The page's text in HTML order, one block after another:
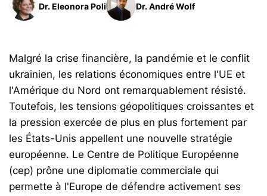
Dr. Eleonora Poli Dr. André Wolf
Malgré la crise financière, la pandémie et le conflit
ukrainien, les relations économiques entre l'UE et
l'Amérique du Nord ont remarquablement résisté.
Toutefois, les tensions géopolitiques croissantes et
la pression exercée de plus en plus fortement par
les États-Unis appellent une nouvelle stratégie
européenne. Le Centre de Politique Européenne
(cep) prône une diplomatie commerciale qui
permette à l'Europe de défendre activement ses